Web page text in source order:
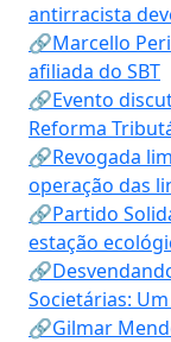
antirracista
🔗Marcello
afiliada do SBT
🔗Evento
Reforma
🔗Revogada
operação das
🔗Partido
estação
Societárias:
🔗Gilmar